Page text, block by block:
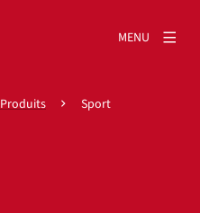
MENU
Produits Sport